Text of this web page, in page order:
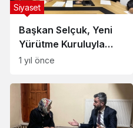
Başkan Selçuk, Yeni
Yürütme Kuruluyla
Sahaya İniyor
Siyaset
1 yıl önce